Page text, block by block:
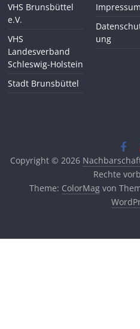
VHS Brunsbüttel
e.V.
VHS
Landesverband
Schleswig-Holstein
Stadt Brunsbüttel
Impressum
ung
Copyright © 2026
Rechte
Theme: ColorMag von